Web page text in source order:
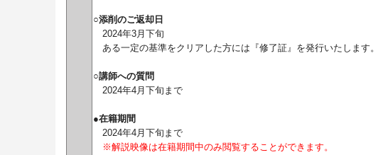
○添削のご返却日
2024年3月下旬
ある一定の基準をクリアした方には『修了証』を発行いたします。
○講師への質問
2024年4月下旬まで
●在籍期間
2024年4月下旬まで
※解説映像は在籍期間中のみ閲覧することができます。